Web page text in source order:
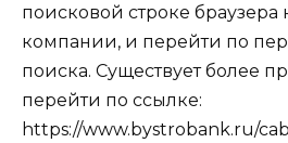
поисковой строке браузера
компании, и перейти по
поиска. Существует более
перейти по ссылке:
https://www.bystrobank.ru/